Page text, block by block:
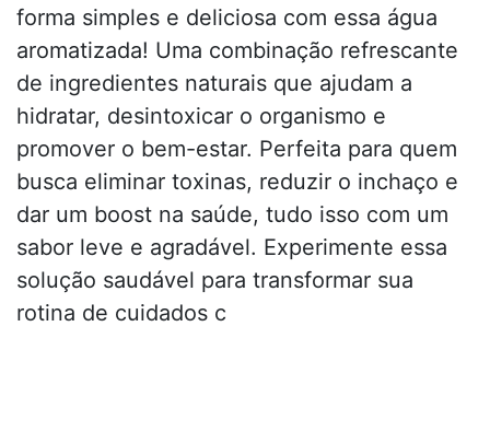
forma simples e deliciosa com essa água
aromatizada! Uma combinação refrescante
de ingredientes naturais que ajudam a
hidratar, desintoxicar o organismo e
promover o bem-estar. Perfeita para quem
busca eliminar toxinas, reduzir o inchaço e
dar um boost na saúde, tudo isso com um
sabor leve e agradável. Experimente essa
solução saudável para transformar sua
rotina de cuidados c